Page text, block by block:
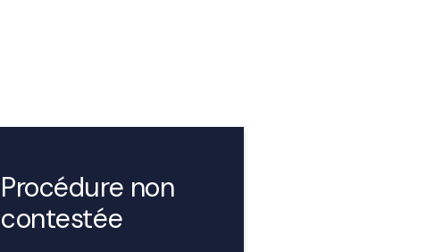
Procédure non
contestée